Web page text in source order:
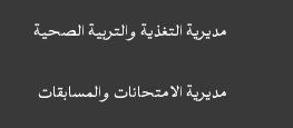
مديرية التغذية والتربية الصحية
مديرية الامتحانات والمسابقات